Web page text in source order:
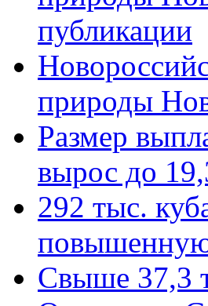
публикации
природы
Размер
вырос до
292 тыс.
повышенную
Свыше 37,3